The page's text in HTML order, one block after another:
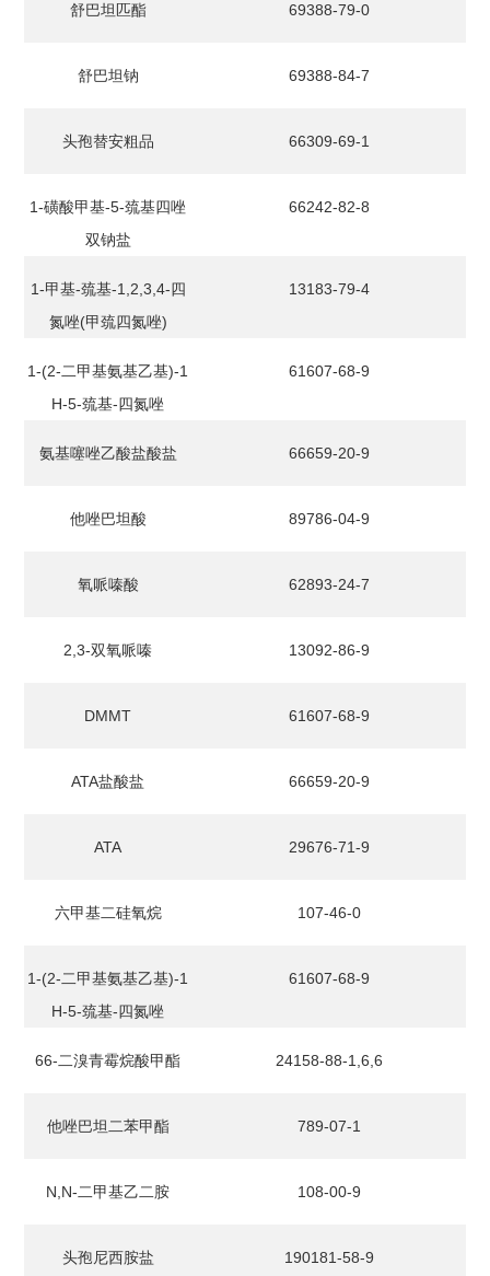
舒巴坦匹酯 69388-79-0
舒巴坦钠 69388-84-7
头孢替安粗品 66309-69-1
1-磺酸甲基-5-巯基四唑
双钠盐
66242-82-8
1-甲基-巯基-1,2,3,4-四
氮唑(甲巯四氮唑)
13183-79-4
1-(2-二甲基氨基乙基)-1
H-5-巯基-四氮唑
61607-68-9
氨基噻唑乙酸盐酸盐 66659-20-9
他唑巴坦酸 89786-04-9
氧哌嗪酸 62893-24-7
2,3-双氧哌嗪 13092-86-9
DMMT 61607-68-9
ATA盐酸盐 66659-20-9
ATA 29676-71-9
六甲基二硅氧烷 107-46-0
1-(2-二甲基氨基乙基)-1
H-5-巯基-四氮唑
61607-68-9
66-二溴青霉烷酸甲酯 24158-88-1,6,6
他唑巴坦二苯甲酯 789-07-1
N,N-二甲基乙二胺 108-00-9
头孢尼西胺盐 190181-58-9